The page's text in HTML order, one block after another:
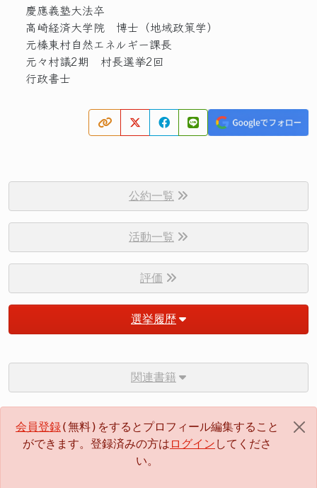
慶應義塾大法卒
高崎経済大学院 博士（地域政策学）
元榛東村自然エネルギー課長
元々村議2期 村長選挙2回
行政書士
公約一覧
活動一覧
評価
選挙履歴
関連書籍
会員登録(無料)をするとプロフィール編集すること
ができます。登録済みの方は ログイン してくださ
い。